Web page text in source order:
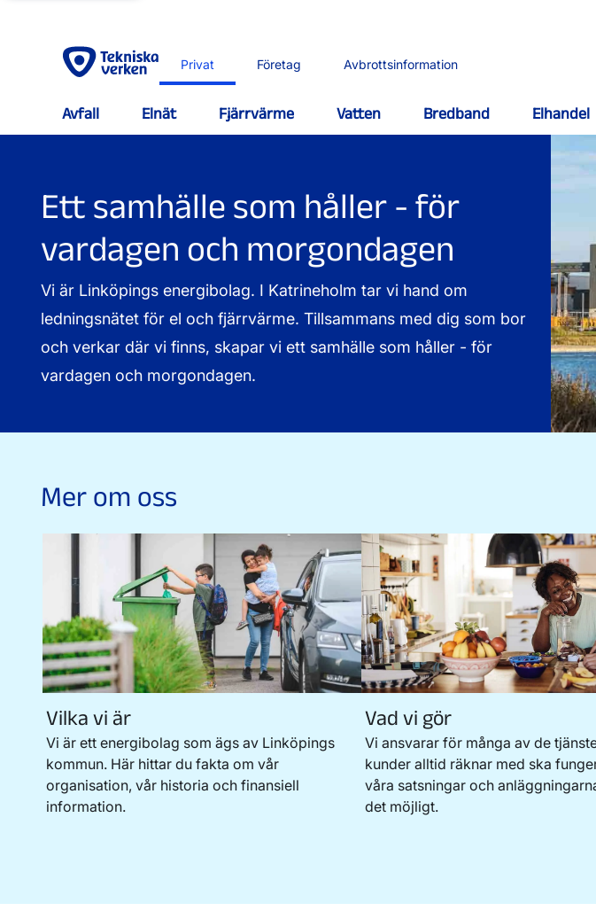
Privat Företag Avbrottsinformation
Avfall Elnät Fjärrvärme Vatten Bredband Elhandel
Ett samhälle som håller - för
vardagen och morgondagen
Vi är Linköpings energibolag. I Katrineholm tar vi hand om
ledningsnätet för el och fjärrvärme. Tillsammans med dig som bor
och verkar där vi finns, skapar vi ett samhälle som håller - för
vardagen och morgondagen.
Mer om oss
Vilka vi är
Vi är ett energibolag som ägs av Linköpings
kommun. Här hittar du fakta om vår
organisation, vår historia och finansiell
information.
Vad vi gör
Vi ansvarar för många av de
kunder alltid räknar med ska
våra satsningar och
det möjligt.